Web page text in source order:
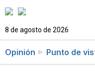
8 de agosto de 2026
Opinión Punto de